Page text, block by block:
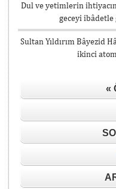
Dul ve yetimlerin
geceyi
Sultan Yıldırım Bâyezid
ikinci
«